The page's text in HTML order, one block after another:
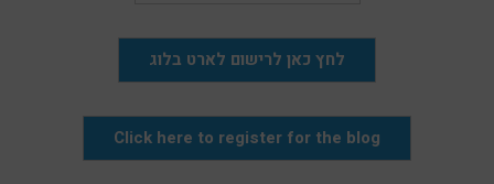
לחץ כאן לרישום לארט בלוג
Click here to register for the blog